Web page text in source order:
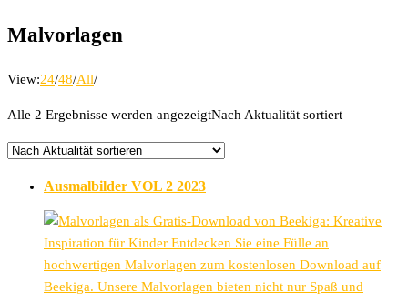
Malvorlagen
View:24/48/All/
Alle 2 Ergebnisse werden angezeigtNach Aktualität sortiert
Ausmalbilder VOL 2 2023